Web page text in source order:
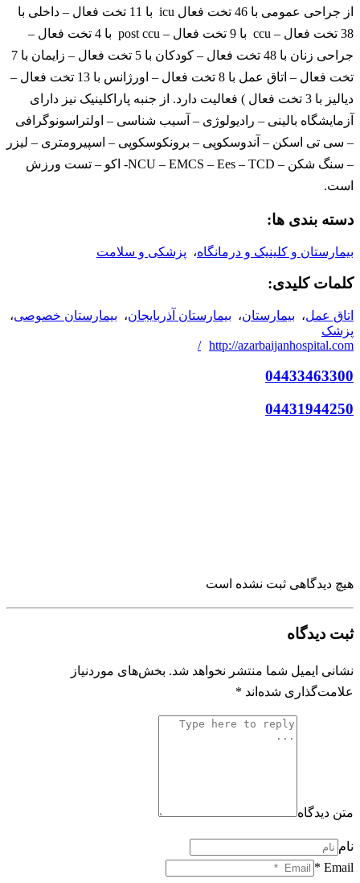
از جراحی عمومی با 46 تخت فعال icu با 11 تخت فعال – داخلی با
38 تخت فعال – ccu با 9 تخت فعال – post ccu با 4 تخت فعال –
جراحی زنان با 48 تخت فعال – کودکان با 5 تخت فعال – زایمان با 7
تخت فعال – اتاق عمل با 8 تخت فعال – اورژانس با 13 تخت فعال –
دیالیز با 3 تخت فعال ) فعالیت دارد. از جنبه پاراکلینیک نیز دارای
آزمایشگاه بالینی – رادیولوژی – آسیب شناسی – اولتراسونوگرافی
– سی تی اسکن – آندوسکوپی – برونکوسکوپی – اسپیرومتری – لیزر
– سنگ شکن – NCU – EMCS – Ees – TCD- اکو – تست ورزش
است.
دسته بندی ها:
بیمارستان و کلینیک و درمانگاه، پزشکی و سلامت
کلمات کلیدی:
اتاق عمل، بیمارستان، بیمارستان آذربایجان، بیمارستان خصوصی،
پزشک
http://azarbaijanhospital.com/
04433463300
04431944250
هیچ دیدگاهی ثبت نشده است
ثبت دیدگاه
نشانی ایمیل شما منتشر نخواهد شد. بخش‌های موردنیاز
علامت‌گذاری شده‌اند *
متن دیدگاه
نام
Email *